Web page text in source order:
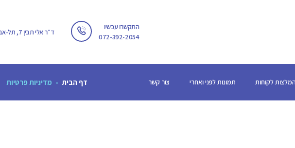
התקשרו עכשיו
072-392-2054
ד״ר אלי תבין 7, תל-אביב
לקוחות תמונות לפני ואחרי צור קשר דף הבית מדיניות פרטיות
אודות
המלצות לקוחות